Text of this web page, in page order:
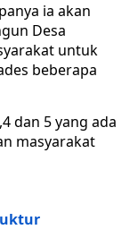
ia akan
Desa
untuk
beberapa
dan 5 yang ada
masyarakat